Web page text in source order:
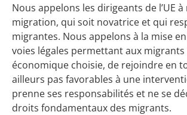
Nous appelons les dirigeants de l’UE
migration, qui soit novatrice et qui
migrantes. Nous appelons à la mise
voies légales permettant aux
économique choisie, de rejoindre en
ailleurs pas favorables à une
prenne ses responsabilités et ne se
droits fondamentaux des migrants.